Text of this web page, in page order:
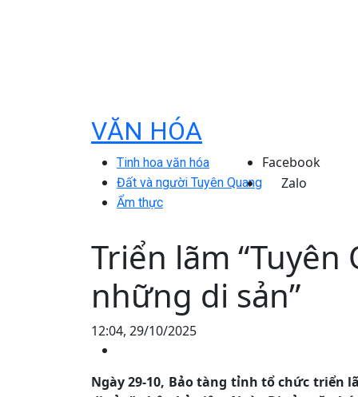
VĂN HÓA
Tinh hoa văn hóa
Đất và người Tuyên Quang
Ẩm thực
Facebook
Zalo
Triển lãm
những di sản”
12:04, 29/10/2025
Ngày 29-10, Bảo tàng tỉnh tổ chức triển